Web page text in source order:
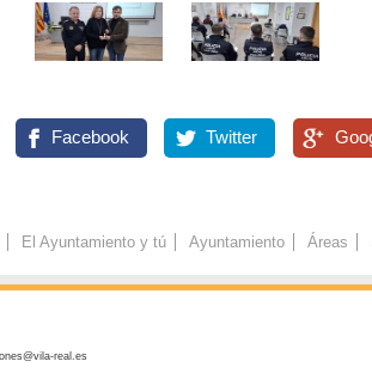
Facebook Twitter
El Ayuntamiento y tú Ayuntamiento Áreas
real.es